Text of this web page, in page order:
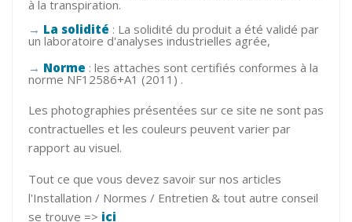
à la transpiration.
→ La solidité : La solidité du produit a été validé par
un laboratoire d'analyses industrielles agrée,
→ Norme : les attaches sont certifiés conformes à la
norme NF12586+A1 (2011) .
Les photographies présentées sur ce site ne sont pas
contractuelles et les couleurs peuvent varier par
rapport au visuel.
Tout ce que vous devez savoir sur nos articles
l'Installation / Normes / Entretien & tout autre conseil
se trouve => ici